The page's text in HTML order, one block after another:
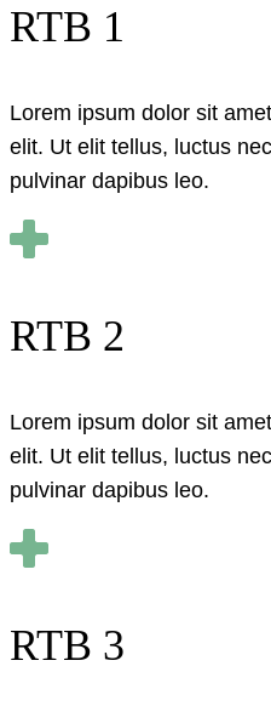
RTB 1
Lorem ipsum dolor sit
elit. Ut elit tellus, luctus
pulvinar dapibus leo.
RTB 2
Lorem ipsum dolor sit
elit. Ut elit tellus, luctus
pulvinar dapibus leo.
RTB 3